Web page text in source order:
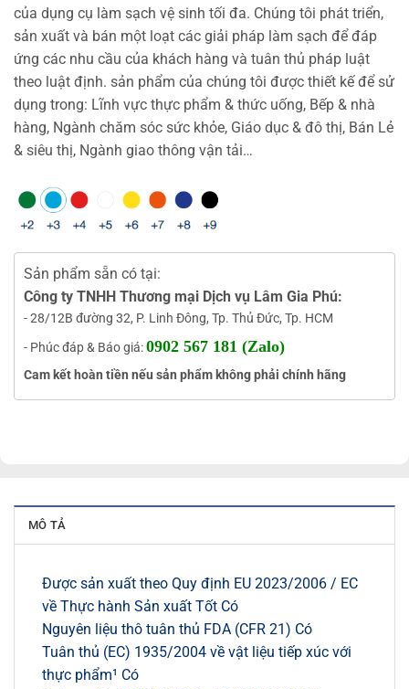
của dụng cụ làm sạch vệ sinh tối đa. Chúng tôi phát triển,
sản xuất và bán một loạt các giải pháp làm sạch để đáp
ứng các nhu cầu của khách hàng và tuân thủ pháp luật
theo luật định. sản phẩm của chúng tôi được thiết kế để sử
dụng trong: Lĩnh vực thực phẩm & thức uống, Bếp & nhà
hàng, Ngành chăm sóc sức khỏe, Giáo dục & đô thị, Bán Lẻ
& siêu thị, Ngành giao thông vận tải…
Sản phẩm sẵn có tại:
Công ty TNHH Thương mại Dịch vụ Lâm Gia Phú:
- 28/12B đường 32, P. Linh Đông, Tp. Thủ Đức, Tp. HCM
- Phúc đáp & Báo giá:0902 567 181 (Zalo)
Cam kết hoàn tiền nếu sản phẩm không phải chính hãng
MÔ TẢ
Được sản xuất theo Quy định EU 2023/2006 / EC
về Thực hành Sản xuất Tốt Có
Nguyên liệu thô tuân thủ FDA (CFR 21) Có
Tuân thủ (EC) 1935/2004 về vật liệu tiếp xúc với
thực phẩm¹ Có